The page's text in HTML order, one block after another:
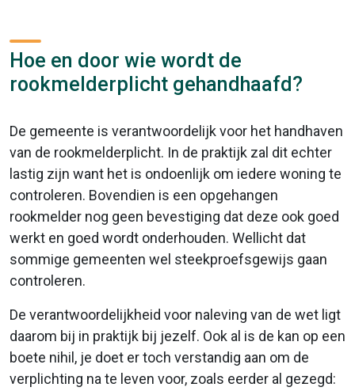
Hoe en door wie wordt de
rookmelderplicht gehandhaafd?
De gemeente is verantwoordelijk voor het handhaven
van de rookmelderplicht. In de praktijk zal dit echter
lastig zijn want het is ondoenlijk om iedere woning te
controleren. Bovendien is een opgehangen
rookmelder nog geen bevestiging dat deze ook goed
werkt en goed wordt onderhouden. Wellicht dat
sommige gemeenten wel steekproefsgewijs gaan
controleren.
De verantwoordelijkheid voor naleving van de wet ligt
daarom bij in praktijk bij jezelf. Ook al is de kan op een
boete nihil, je doet er toch verstandig aan om de
verplichting na te leven voor, zoals eerder al gezegd: